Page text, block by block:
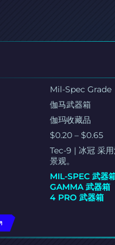
Mil-Spec Grade
伽马武器箱
伽玛收藏品
$0.20 – $0.65
Tec-9 | 冰冠 采
景观。
MIL-SPEC 武器
GAMMA 武器箱
4 PRO 武器箱